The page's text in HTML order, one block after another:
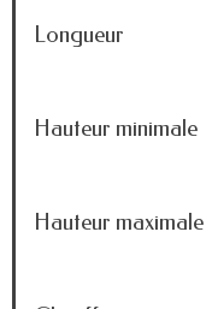
Longueur
Hauteur minimale
Hauteur maximale